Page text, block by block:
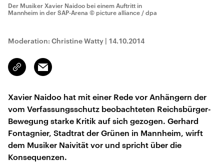
Der Musiker Xavier Naidoo bei einem Auftritt in
Mannheim in der SAP-Arena © picture alliance / dpa
Moderation: Christine Watty | 14.10.2014
Link
kopieren/teilen
Email
Xavier Naidoo hat mit einer Rede vor Anhängern der
vom Verfassungsschutz beobachteten Reichsbürger-
Bewegung starke Kritik auf sich gezogen. Gerhard
Fontagnier, Stadtrat der Grünen in Mannheim, wirft
dem Musiker Naivität vor und spricht über die
Konsequenzen.